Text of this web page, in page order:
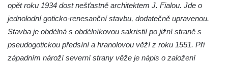
Kostel Nanebevzetí Panny Marie v Hostíně
u Vojkovic
Kaple svatého Bartoloměje v Bukolu
Hřbitovní kaple na hřbitově v Lužci nad
opět roku 1934 dost nešťastně architektem J. Fialou. Jde o
jednolodní goticko-renesanční stavbu, dodatečně upravenou.
Stavba je obdélná s obdélníkovou sakristií po jižní straně s
pseudogotickou předsíní a hranolovou věží z roku 1551. Při
západním nároží severní strany věže je nápis o založení